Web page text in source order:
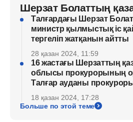
Шерзат Болаттың
Талғардағы Шерзат
министр қылмыстық іс
тергеліп жатқанын айтты
28 қазан 2024, 11:59
16 жастағы Шерзаттың
облысы прокурорының
Талғар ауданы прокуроры
18 қазан 2024, 17:28
Больше по этой теме